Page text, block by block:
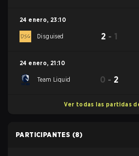
24 enero, 23:10
Disguised 2 - 1
24 enero, 21:10
Team Liquid 0 - 2
Ver todas las partidas
PARTICIPANTES (8)